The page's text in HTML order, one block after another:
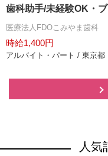
歯科助手/未経験OK・
医療法人FDOこみやま歯科
時給1,400円
アルバイト・パート / 東京都
人気